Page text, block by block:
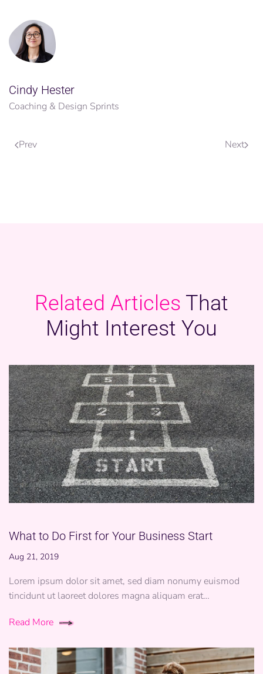
Cindy Hester
Coaching & Design Sprints
Prev Next
Related Articles That
Might Interest You
What to Do First for Your Business Start
Aug 21, 2019
Lorem ipsum dolor sit amet, sed diam nonumy euismod
tincidunt ut laoreet dolores magna aliquam erat…
Read More